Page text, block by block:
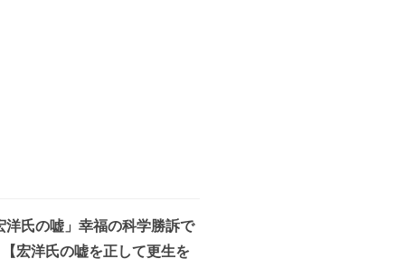
氏の嘘」幸福の科学勝訴で
宏洋氏の嘘を正して更生を